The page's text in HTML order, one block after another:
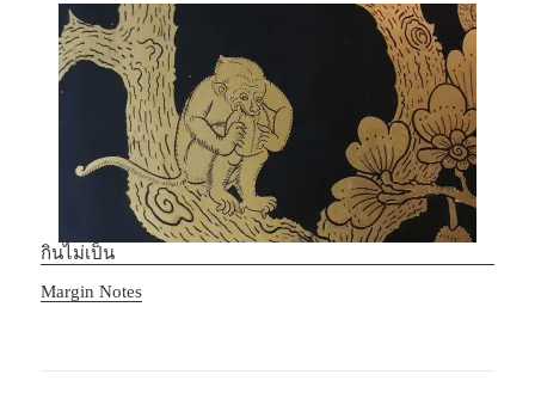
กินไม่เป็น
In relation to
Margin Notes